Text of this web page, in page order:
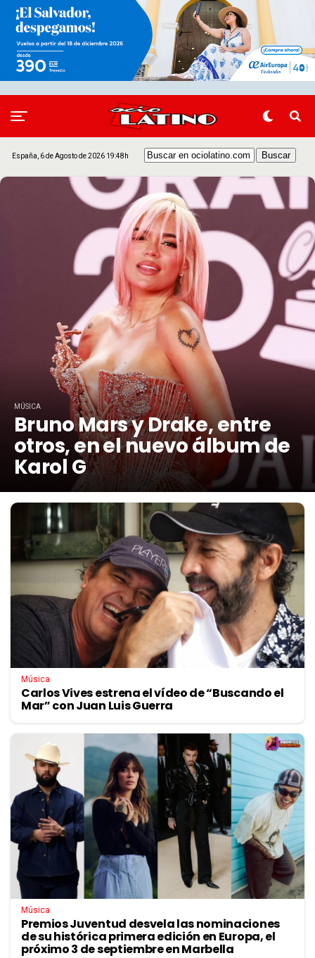
España, 6 de Agosto de 2026 19:48h
MÚSICA
Bruno Mars y Drake, entre
otros, en el nuevo álbum de
Karol G
Música
Carlos Vives estrena el vídeo de “Buscando el
Mar” con Juan Luis Guerra
Música
Premios Juventud desvela las nominaciones
de su histórica primera edición en Europa, el
próximo 3 de septiembre en Marbella